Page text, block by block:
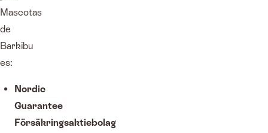
Mascotas
de
Barkibu
es:
Nordic
Guarantee
Försäkringsaktiebolag